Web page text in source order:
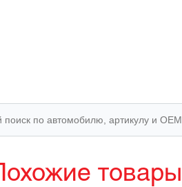
Похожие товары